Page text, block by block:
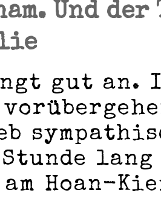
Und der
gut an.
Hoan-